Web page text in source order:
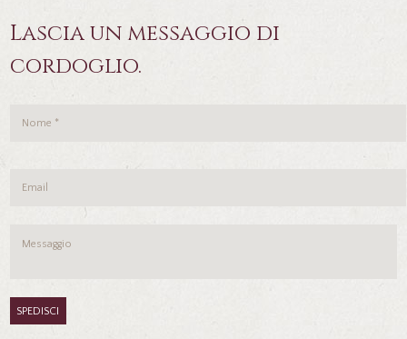
Lascia un messaggio di
cordoglio.